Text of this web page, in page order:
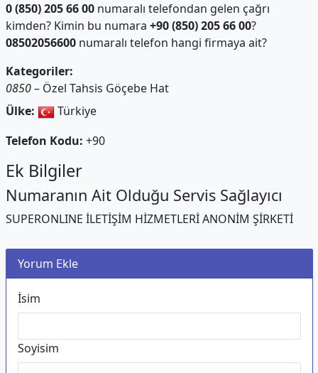
0 (850) 205 66 00numaralı telefondan gelen çağrı
kimden? Kimin bu numara +90 (850) 205 66 00?
08502056600numaralı telefon hangi firmaya ait?
Kategoriler:
0850– Özel Tahsis Göçebe Hat
Ülke:
Türkiye
Telefon Kodu: +90
Ek Bilgiler
Numaranın Ait Olduğu Servis Sağlayıcı
SUPERONLINE İLETİŞİM HİZMETLERİ ANONİM ŞİRKETİ
Yorum Ekle
İsim
Soyisim